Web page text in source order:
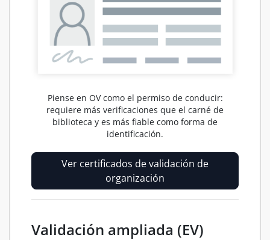
Piense en OV como el permiso de conducir:
requiere más verificaciones que el carné de
biblioteca y es más fiable como forma de
identificación.
Ver certificados de validación de
organización
Validación ampliada (EV)